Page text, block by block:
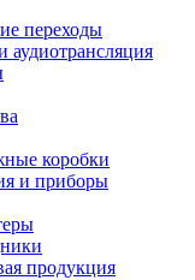
переходы
коробки
и приборы
продукция